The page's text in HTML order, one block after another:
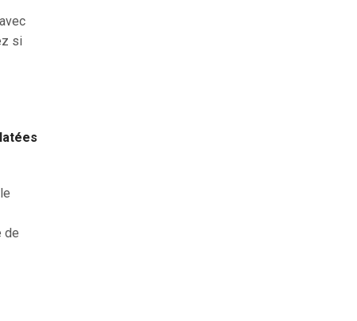
si
de